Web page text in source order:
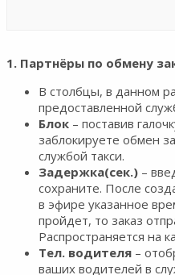
1. Партнёры по обмену
В столбцы, в данном
предоставленной
Блок – поставив
заблокируете обмен
службой такси.
Задержка(сек.) –
сохраните. После
в эфире указанное
пройдет, то заказ
Распространяется на
Тел. водителя –
ваших водителей в